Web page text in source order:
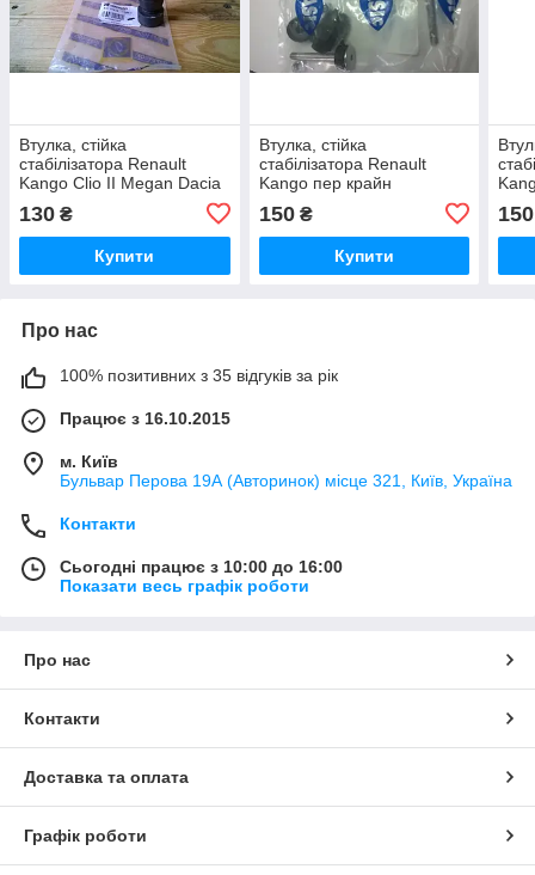
Втулка, стійка
стабілізатора Renault
Kango Clio II Megan Dacia
130 ₴
Купити
Втулка, стійка
стабілізатора Renault
Kango пер крайн
150₴
Купити
150
Про нас
100% позитивних з 35 відгуків за рік
Працює з 16.10.2015
м. Київ
Бульвар Перова 19А (Авторинок) місце 321, Київ, Україна
Контакти
Сьогодні працює з 10:00 до 16:00
Показати весь графік роботи
Про нас
Контакти
Доставка та оплата
Графік роботи